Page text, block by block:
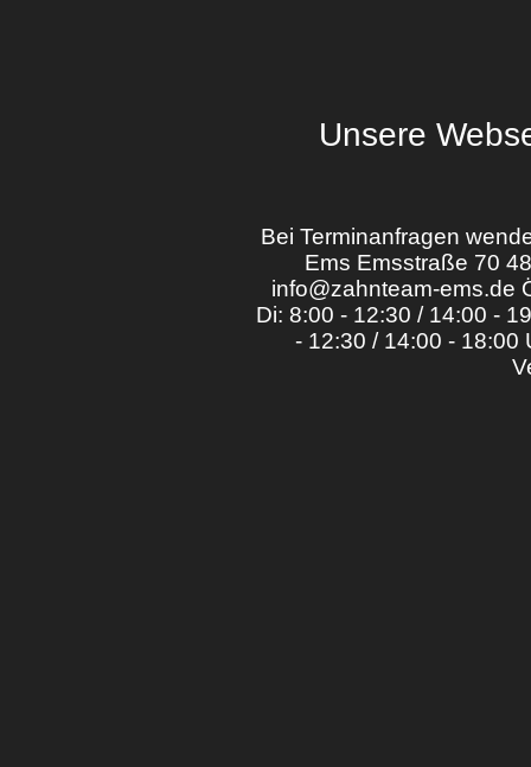
Unsere
Bei Terminanfragen
Ems Emsstraße 70
info@zahnteam-ems.de
Di: 8:00 - 12:30 / 14:00 -
- 12:30 / 14:00 - 18:00